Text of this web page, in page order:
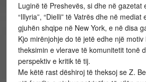
Luginë të Preshevës, si dhe në gazetat
“Illyria”, “Dielli” të Vatrës dhe në mediat
gjuhën shqipe në New York, e në disa
Kjo mirënjohje do të jetë edhe një
theksimin e vlerave të komunitetit tonë
perspektiv e kritik të tij.
Me këtë rast dëshiroj të theksoj se Z.